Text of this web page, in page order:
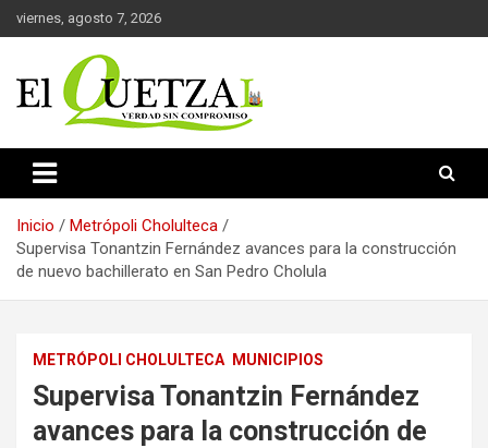
Saltar
al
viernes, agosto 7, 2026
El Quetzal de Cholula
Inicio
Metrópoli Cholulteca
Supervisa Tonantzin Fernández avances para la construcción
de nuevo bachillerato en San Pedro Cholula
METRÓPOLI CHOLULTECA MUNICIPIOS
Supervisa Tonantzin Fernández
avances para la construcción de